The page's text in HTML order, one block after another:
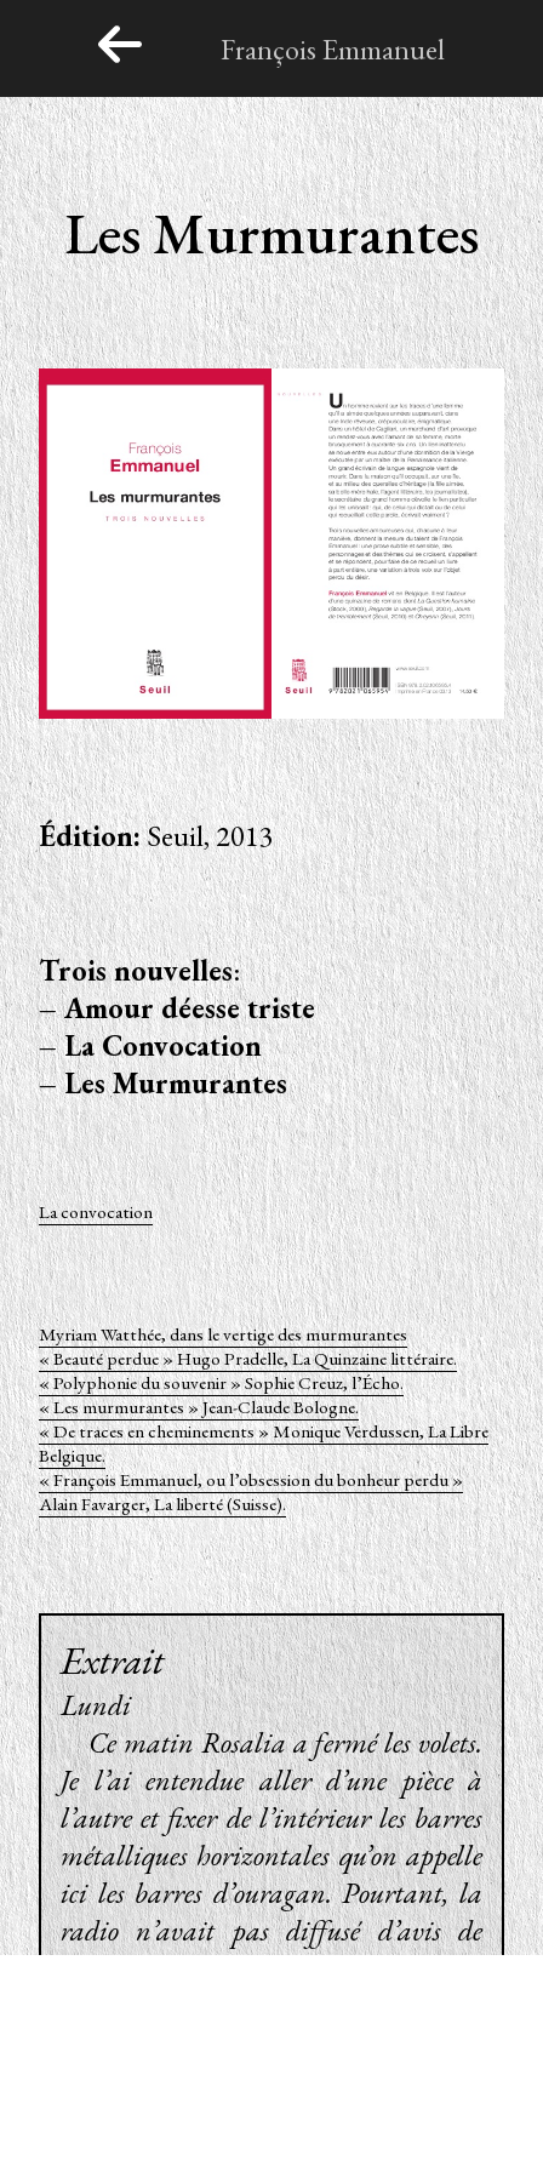
François Emmanuel
Les Murmurantes
Édition:Seuil, 2013
Trois nouvelles:
– Amour déesse triste
– La Convocation
– Les Murmurantes
La convocation
Myriam Watthée, dans le vertige des murmurantes
« Beauté perdue » Hugo Pradelle, La Quinzaine littéraire.
« Polyphonie du souvenir » Sophie Creuz, l’Écho.
« Les murmurantes » Jean-Claude Bologne.
« De traces en cheminements » Monique Verdussen, La Libre
Belgique.
« François Emmanuel, ou l’obsession du bonheur perdu »
Alain Favarger, La liberté (Suisse).
Lundi
Ce matin Rosalia a fermé les volets.
Je l’ai entendue aller d’une pièce à
l’autre et fixer de l’intérieur les barres
métalliques horizontales qu’on appelle
ici les barres d’ouragan. Pourtant, la
radio n’avait pas diffusé d’avis de
tempête, le ciel était limpide et la mer